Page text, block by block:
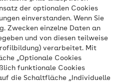
der optionalen Cookies
einverstanden. Wenn Sie
Zwecken einzelne Daten an
und von diesen teilweise
verarbeitet. Mit
„Optionale Cookies
funktionale Cookies
die Schaltfläche „Individuelle
wunderbar, um
in den
Kartoffeln, Kohl,
reich an
und Ballaststoffen,